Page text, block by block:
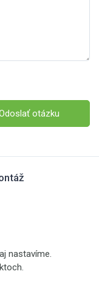
otázku
nastavíme.